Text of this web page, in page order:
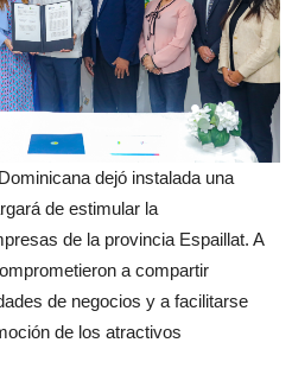
dejó instalada una
de estimular la
de la provincia Espaillat. A
a compartir
de negocios y a facilitarse
de los atractivos